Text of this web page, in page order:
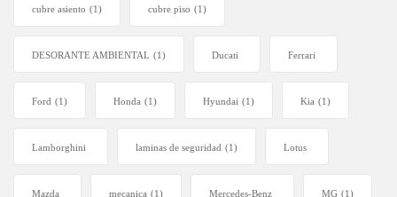
cubre asiento (1) cubre piso (1)
DESORANTE AMBIENTAL (1) Ducati Ferrari
Ford (1) Honda (1) Hyundai (1) Kia (1)
Lamborghini laminas de seguridad (1) Lotus
Mazda mecanica (1) Mercedes-Benz MG (1)